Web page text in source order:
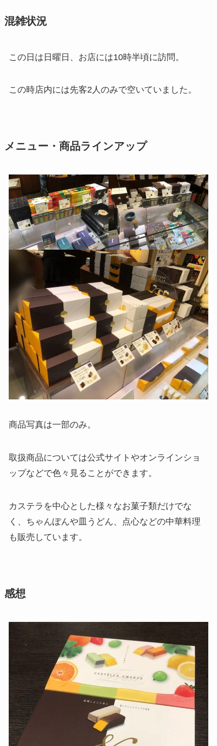
混雑状況
この日は日曜日、お店には10時半頃に訪問。
この時店内には先客2人のみで空いていました。
メニュー・商品ラインアップ
商品写真は一部のみ。
取扱商品については公式サイトやオンラインショ
ップなどで色々見ることができます。
カステラを中心とした様々なお菓子類だけでな
く、ちゃんぽんや皿うどん、点心などの中華料理
も販売しています。
感想